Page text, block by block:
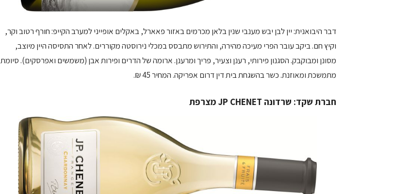
דבר היבואנית: יין לבן יבש מענבי שנין בלאן מכרמים באזור פאארל, באקלים אופייני למערב הקייפ: חורף רטוב וקר,
וקיץ חם. ביקב עובר הפרי מעיכה מהירה, והתירוש מתבסס במכלי נירוסטה מקוררים. לאחר התסיסה היין מיוצב,
מסונן ומבוקבק. הסגנון פירותי, רענן וצעיר, פריך ומרענן. ארומה של הדרים ופירות אבן (משמשים ואפרסקים). סיומת
מתמשכת ומאוזנת. כשר בהשגחת בית דין דרום אפריקה. המחיר 45 ₪.
חברת שקד: שרדונה מצרפת